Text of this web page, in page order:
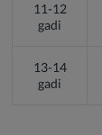
11-12
gadi
13-14
gadi